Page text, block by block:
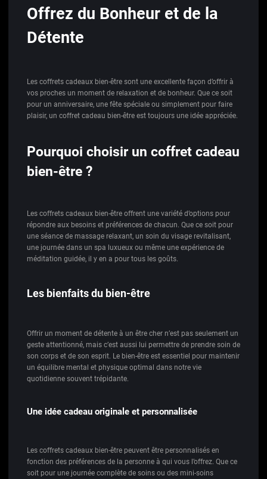
Offrez du Bonheur et de la
Détente
Les coffrets cadeaux bien-être sont une excellente façon d’offrir à
vos proches un moment de relaxation et de bonheur. Que ce soit
pour un anniversaire, une fête spéciale ou simplement pour faire
plaisir, un coffret cadeau bien-être est toujours une idée appréciée.
Pourquoi choisir un coffret cadeau
bien-être ?
Les coffrets cadeaux bien-être offrent une variété d’options pour
répondre aux besoins et préférences de chacun. Que ce soit pour
une séance de massage relaxant, un soin du visage revitalisant,
une journée dans un spa luxueux ou même une expérience de
méditation guidée, il y en a pour tous les goûts.
Les bienfaits du bien-être
Offrir un moment de détente à un être cher n’est pas seulement un
geste attentionné, mais c’est aussi lui permettre de prendre soin de
son corps et de son esprit. Le bien-être est essentiel pour maintenir
un équilibre mental et physique optimal dans notre vie
quotidienne souvent trépidante.
Une idée cadeau originale et personnalisée
Les coffrets cadeaux bien-être peuvent être personnalisés en
fonction des préférences de la personne à qui vous l’offrez. Que ce
soit pour une journée complète de soins ou des mini-soins